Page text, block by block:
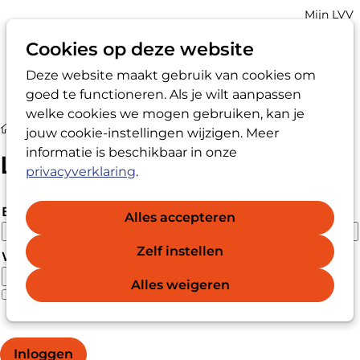
Cookies op deze website
Deze website maakt gebruik van cookies om
goed te functioneren. Als je wilt aanpassen
welke cookies we mogen gebruiken, kan je
jouw cookie-instellingen wijzigen. Meer
informatie is beschikbaar in onze
privacyverklaring.
Alles accepteren
Zelf instellen
Alles weigeren
Zoek
Account
Mijn LVV
Login
Login
E-mailadres
Wachtwoord
Wachtwoord weergeven
Wachtwoord vergeten?
Inloggen